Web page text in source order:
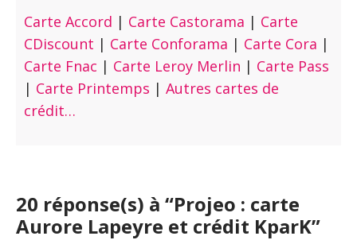
Carte Accord | Carte Castorama | Carte
CDiscount | Carte Conforama | Carte Cora |
Carte Fnac | Carte Leroy Merlin | Carte Pass
| Carte Printemps | Autres cartes de
crédit…
20 réponse(s) à “Projeo : carte
Aurore Lapeyre et crédit KparK”